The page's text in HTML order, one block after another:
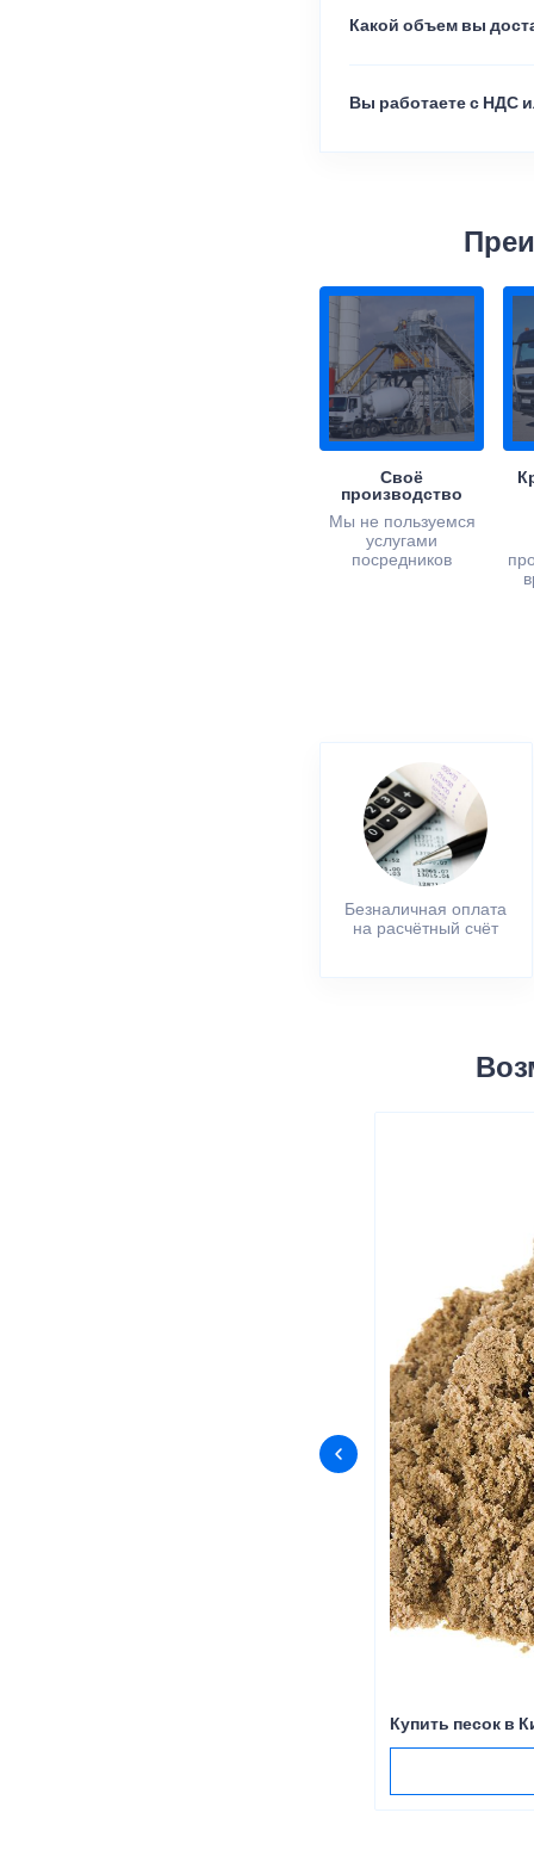
Какой объем вы
Вы работаете с НДС
Своё
производство
Мы не пользуемся
услугами
посредников
Безналичная оплата
на расчётный счёт
Купить песок в